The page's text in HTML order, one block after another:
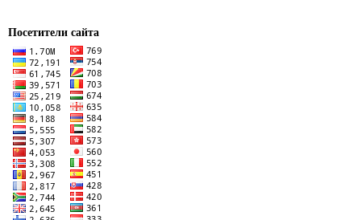
Посетители сайта